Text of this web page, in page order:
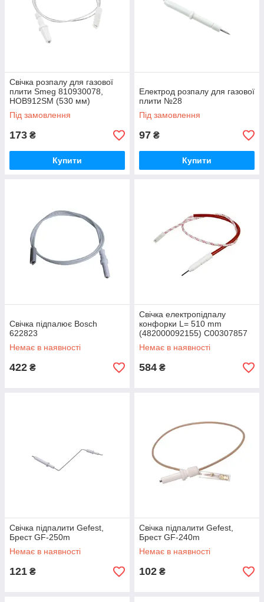
Свічка розпалу для газової
плити Smeg 810930078,
HOB912SM (530 мм)
Під замовлення
173 ₴
Купити
Електрод розпалу для газової
плити №28
Під замовлення
97 ₴
Купити
Свічка підпалює Bosch
622823
Немає в наявності
422 ₴
Свічка електропідпалу
конфорки L= 510 mm
(482000092155) C00307857
Немає в наявності
584 ₴
Свічка підпалити Gefest,
Брест GF-250m
Немає в наявності
121 ₴
Свічка підпалити Gefest,
Брест GF-240m
Немає в наявності
102 ₴